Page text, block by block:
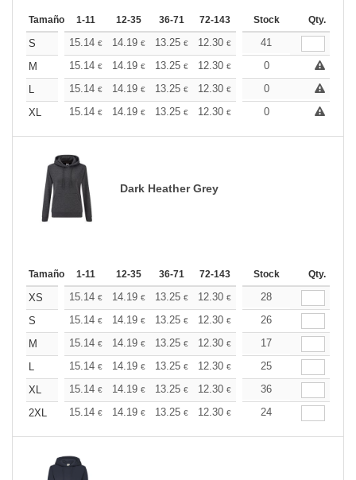
Tamaño 1-11 12-35 36-71 72-143 144-287 288 +
Stock Qty.
S 15.14 € 14.19 € 13.25 € 12.30 € 11.36
41
M
15.14 € 14.19 € 13.25 € 12.30 € 11.36 €
0
L
15.14 € 14.19 € 13.25 € 12.30 € 11.36 €
0
XL
15.14 € 14.19 € 13.25 € 12.30 € 11.36 €
0
Dark Heather Grey
Tamaño 1-11 12-35 36-71 72-143 144-287 288 +
Stock Qty.
XS 15.14 € 14.19 € 13.25 € 12.30 € 11.36€
28
S
15.14 € 14.19 € 13.25 € 12.30 € 11.36€
26
M
15.14 € 14.19 € 13.25 € 12.30 € 11.36€
17
L
15.14 € 14.19 € 13.25 € 12.30 € 11.36€
25
XL
15.14 € 14.19 € 13.25 € 12.30 € 11.36€
36
2XL
15.14 € 14.19 € 13.25 € 12.30 € 11.36€
24